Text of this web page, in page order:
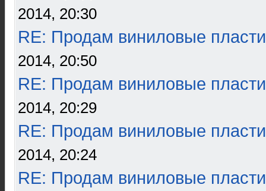
2014, 20:30
RE: Продам виниловые
2014, 20:50
RE: Продам виниловые
2014, 20:29
RE: Продам виниловые
2014, 20:24
RE: Продам виниловые